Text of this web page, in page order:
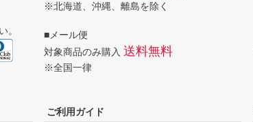
。
※北海道、沖縄、離島を除く
■メール便
対象商品のみ購入 送料無料
※全国一律
ご利用ガイド